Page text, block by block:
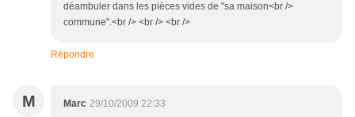
déambuler dans les pièces vides de "sa maison<br />
commune".<br /> <br /> <br />
Répondre
M Marc 29/10/2009 22:33